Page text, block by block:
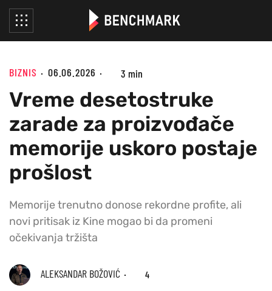
BIZNIS 06.06.2026 3 min
Vreme desetostruke
zarade za proizvođače
memorije uskoro postaje
prošlost
Memorije trenutno donose rekordne profite, ali
novi pritisak iz Kine mogao bi da promeni
očekivanja tržišta
ALEKSANDAR BOŽOVIĆ 4